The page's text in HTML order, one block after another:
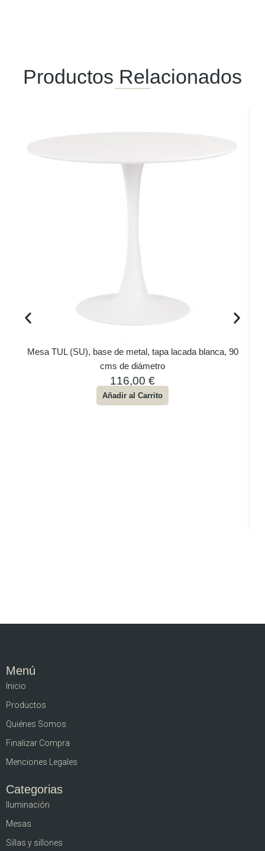
Productos Relacionados
Mesa TUL (SU), base de metal, tapa lacada blanca, 90
cms de diámetro
116,00 €
Añadir al Carrito
Menú
Inicio
Productos
Quiénes Somos
Finalizar Compra
Menciones Legales
Categorias
Iluminación
Mesas
Sillas y sillones